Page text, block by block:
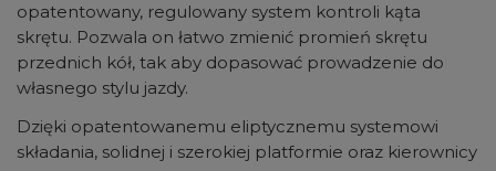
opatentowany, regulowany system kontroli kąta
skrętu. Pozwala on łatwo zmienić promień skrętu
przednich kół, tak aby dopasować prowadzenie do
własnego stylu jazdy.
Dzięki opatentowanemu eliptycznemu systemowi
składania, solidnej i szerokiej platformie oraz kierownicy